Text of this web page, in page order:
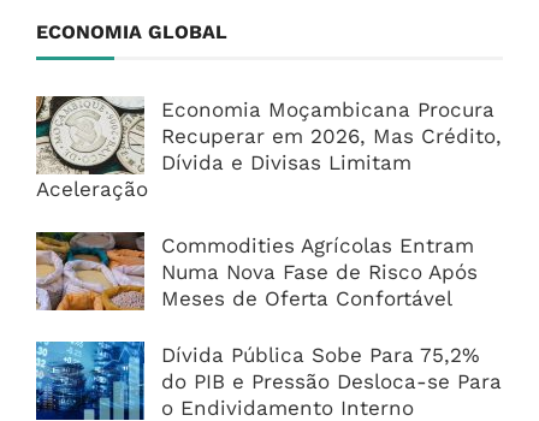
ECONOMIA GLOBAL
Economia Moçambicana Procura
Recuperar em 2026, Mas Crédito,
Dívida e Divisas Limitam
Aceleração
Commodities Agrícolas Entram
Numa Nova Fase de Risco Após
Meses de Oferta Confortável
Dívida Pública Sobe Para 75,2%
do PIB e Pressão Desloca-se Para
o Endividamento Interno